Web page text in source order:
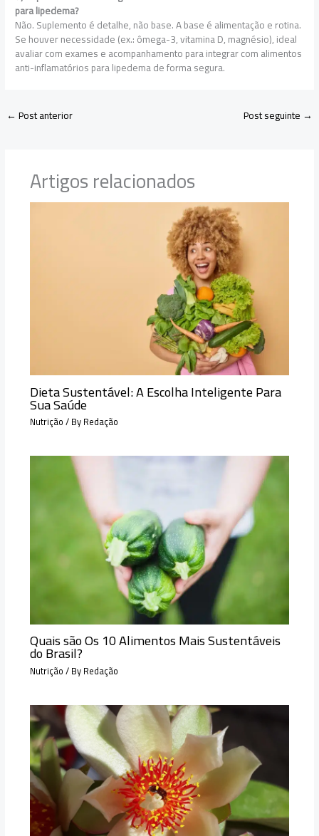
para lipedema?
Não. Suplemento é detalhe, não base. A base é alimentação e rotina.
Se houver necessidade (ex.: ômega-3, vitamina D, magnésio), ideal
avaliar com exames e acompanhamento para integrar com alimentos
anti-inflamatórios para lipedema de forma segura.
←Post anterior Post seguinte →
Artigos relacionados
Dieta Sustentável: A Escolha Inteligente Para
Sua Saúde
Nutrição/ ByRedação
Quais são Os 10 Alimentos Mais Sustentáveis
do Brasil?
Nutrição/ ByRedação